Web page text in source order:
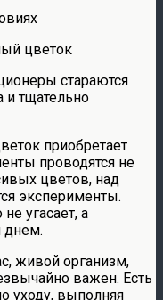
цветок
стараются
и тщательно
приобретает
проводятся не
цветов, над
эксперименты.
угасает, а
днем.
живой организм,
важен. Есть
уходу, выполняя